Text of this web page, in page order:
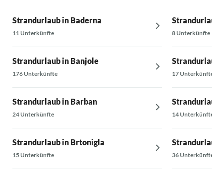
Strandurlaub in Baderna
11 Unterkünfte
Strandurlaub in Banjole
176 Unterkünfte
Strandurlaub in Barban
24 Unterkünfte
Strandurlaub in Brtonigla
15 Unterkünfte
Strandurlaub
8 Unterkünfte
Strandurlaub
17 Unterkünfte
14 Unterkünfte
Strandurlaub
36 Unterkünfte